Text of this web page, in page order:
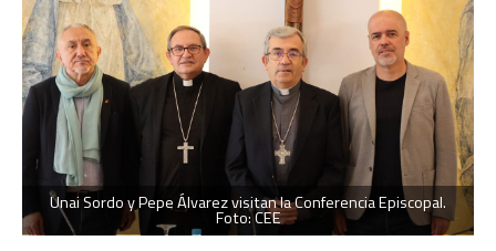
Unai Sordo y Pepe Álvarez visitan la Conferencia Episcopal.
Foto: CEE